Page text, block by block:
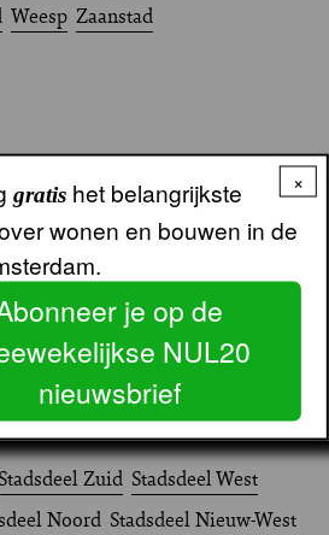
Weesp Zaanstad
Zuid Stadsdeel West
Noord Stadsdeel Nieuw-West
×
gratishet belangrijkste
wonen en bouwen in de
je op de
NUL20
nieuwsbrief